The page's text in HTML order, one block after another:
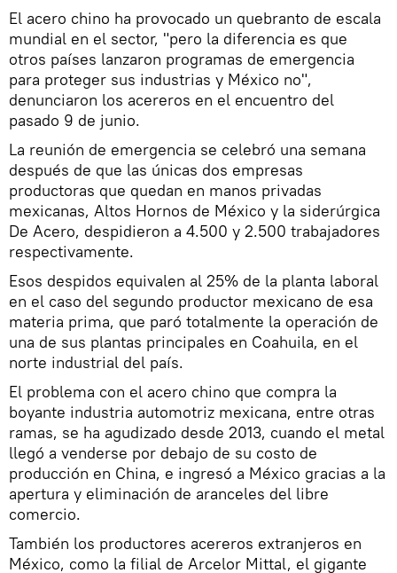
El acero chino ha provocado un quebranto de escala
mundial en el sector, "pero la diferencia es que
otros países lanzaron programas de emergencia
para proteger sus industrias y México no",
denunciaron los acereros en el encuentro del
pasado 9 de junio.
La reunión de emergencia se celebró una semana
después de que las únicas dos empresas
productoras que quedan en manos privadas
mexicanas, Altos Hornos de México y la siderúrgica
De Acero, despidieron a 4.500 y 2.500 trabajadores
respectivamente.
Esos despidos equivalen al 25% de la planta laboral
en el caso del segundo productor mexicano de esa
materia prima, que paró totalmente la operación de
una de sus plantas principales en Coahuila, en el
norte industrial del país.
El problema con el acero chino que compra la
boyante industria automotriz mexicana, entre otras
ramas, se ha agudizado desde 2013, cuando el metal
llegó a venderse por debajo de su costo de
producción en China, e ingresó a México gracias a la
apertura y eliminación de aranceles del libre
comercio.
También los productores acereros extranjeros en
México, como la filial de Arcelor Mittal, el gigante